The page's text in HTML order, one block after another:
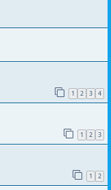
1 2 3 4
1 2 3
1 2